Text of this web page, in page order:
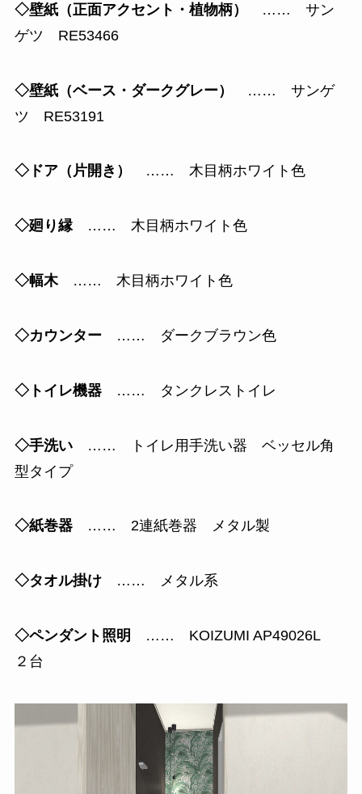
◇壁紙（正面アクセント・植物柄）
…… サン
ゲツ RE53466
◇壁紙（ベース・ダークグレー）
…… サンゲ
ツ RE53191
◇ドア（片開き） …… 木目柄ホワイト色
◇廻り縁…… 木目柄ホワイト色
◇幅木…… 木目柄ホワイト色
◇カウンター…… ダークブラウン色
◇トイレ機器…… タンクレストイレ
◇手洗い…… トイレ用手洗い器 ベッセル角
型タイプ
◇紙巻器…… 2連紙巻器 メタル製
◇タオル掛け …… メタル系
◇ペンダント照明
…… KOIZUMI AP49026L
２台